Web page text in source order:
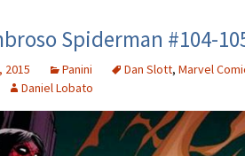
Spiderman #104-
2015 Panini Dan Slott, Marvel
Daniel Lobato